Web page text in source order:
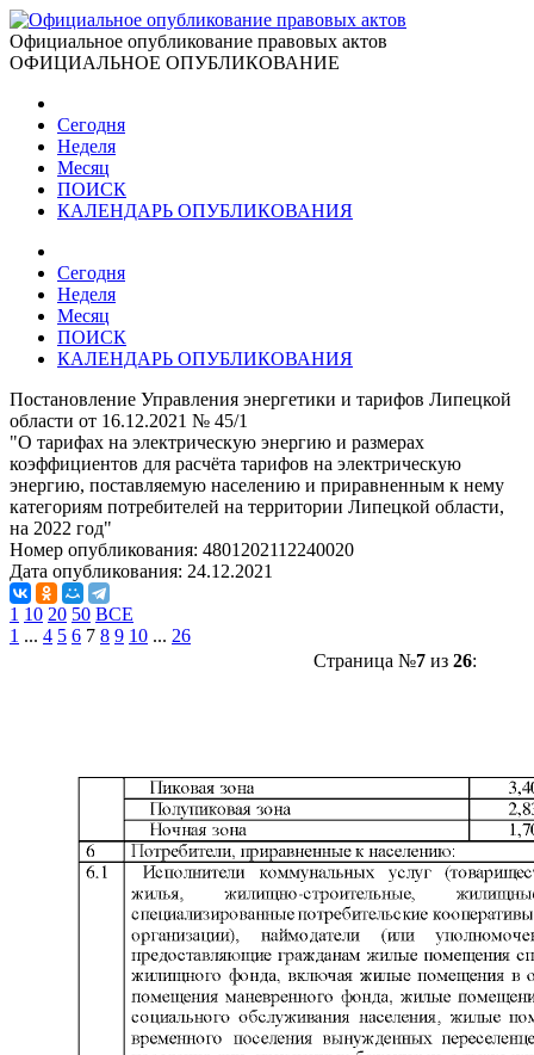
Официальное опубликование правовых актов
ОФИЦИАЛЬНОЕ ОПУБЛИКОВАНИЕ
Сегодня
Неделя
Месяц
ПОИСК
КАЛЕНДАРЬ ОПУБЛИКОВАНИЯ
Сегодня
Неделя
Месяц
ПОИСК
КАЛЕНДАРЬ ОПУБЛИКОВАНИЯ
Постановление Управления энергетики и тарифов Липецкой
области от 16.12.2021 № 45/1
"О тарифах на электрическую энергию и размерах
коэффициентов для расчёта тарифов на электрическую
энергию, поставляемую населению и приравненным к нему
категориям потребителей на территории Липецкой области,
на 2022 год"
Номер опубликования: 4801202112240020
Дата опубликования: 24.12.2021
1 10 20 50 ВСЕ
1 ... 4 5 6 7 8 9 10 ... 26
Страница №7из 26: